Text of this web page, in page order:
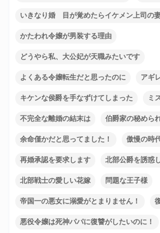
いきなり婚 目が覚めたらイケメン上司の
かたわれ令嬢が男装する理由
どうやら私、大公妃が天職みたいです
よくある令嬢転生だと思ったのに アギ
キケンな侯爵を手なずけてしまった ミ
不完全な離婚の結末は 伯爵家の秘めら
余命僅かだと思ってました！ 傲慢の時
再婚承認を要求します 北部公爵を誘惑
北部戦士の愛しい花嫁 問題な王子様
帝国一の悪女に溺愛がとまりません！
悪役令嬢は死神パパに復讐がしたいのに！